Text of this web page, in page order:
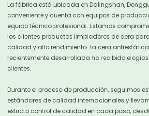
La fábrica está ubicada en Dalingshan,
conveniente y cuenta con equipos de
equipo técnico profesional. Estamos
los clientes productos limpiadores de cera
calidad y alto rendimiento. La cera
recientemente desarrollada ha recibido
clientes.
Durante el proceso de producción, seguimos
estándares de calidad internacionales y
estricto control de calidad en cada paso,